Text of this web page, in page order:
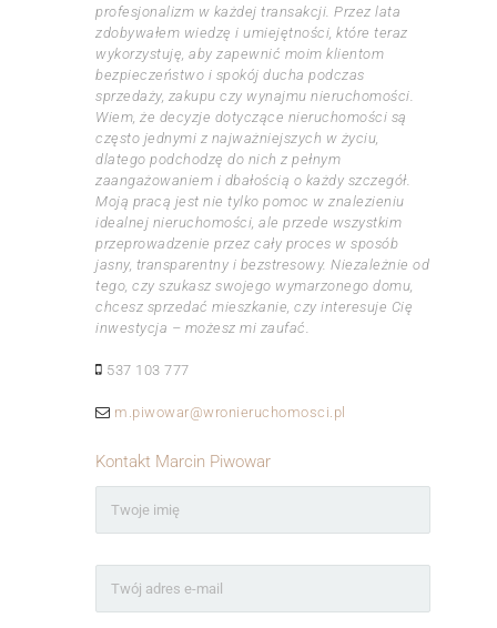
profesjonalizm w każdej transakcji. Przez lata
zdobywałem wiedzę i umiejętności, które teraz
wykorzystuję, aby zapewnić moim klientom
bezpieczeństwo i spokój ducha podczas
sprzedaży, zakupu czy wynajmu nieruchomości.
Wiem, że decyzje dotyczące nieruchomości są
często jednymi z najważniejszych w życiu,
dlatego podchodzę do nich z pełnym
zaangażowaniem i dbałością o każdy szczegół.
Moją pracą jest nie tylko pomoc w znalezieniu
idealnej nieruchomości, ale przede wszystkim
przeprowadzenie przez cały proces w sposób
jasny, transparentny i bezstresowy. Niezależnie od
tego, czy szukasz swojego wymarzonego domu,
chcesz sprzedać mieszkanie, czy interesuje Cię
inwestycja – możesz mi zaufać.
537 103 777
m.piwowar@wronieruchomosci.pl
Kontakt Marcin Piwowar